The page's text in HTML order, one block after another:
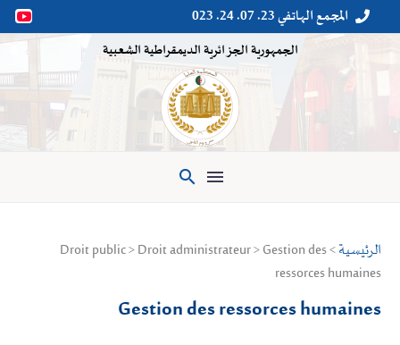

 المجمع الهاتفي 23. 07. 24. 023
الجمهورية الجزائرية الديمقراطية الشعبية

الرئيسية > Droit public > Droit administrateur > Gestion des
ressorces humaines
Gestion des ressorces humaines